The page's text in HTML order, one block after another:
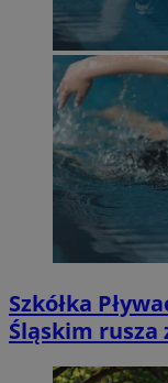
Szkółka
Śląskim rusza